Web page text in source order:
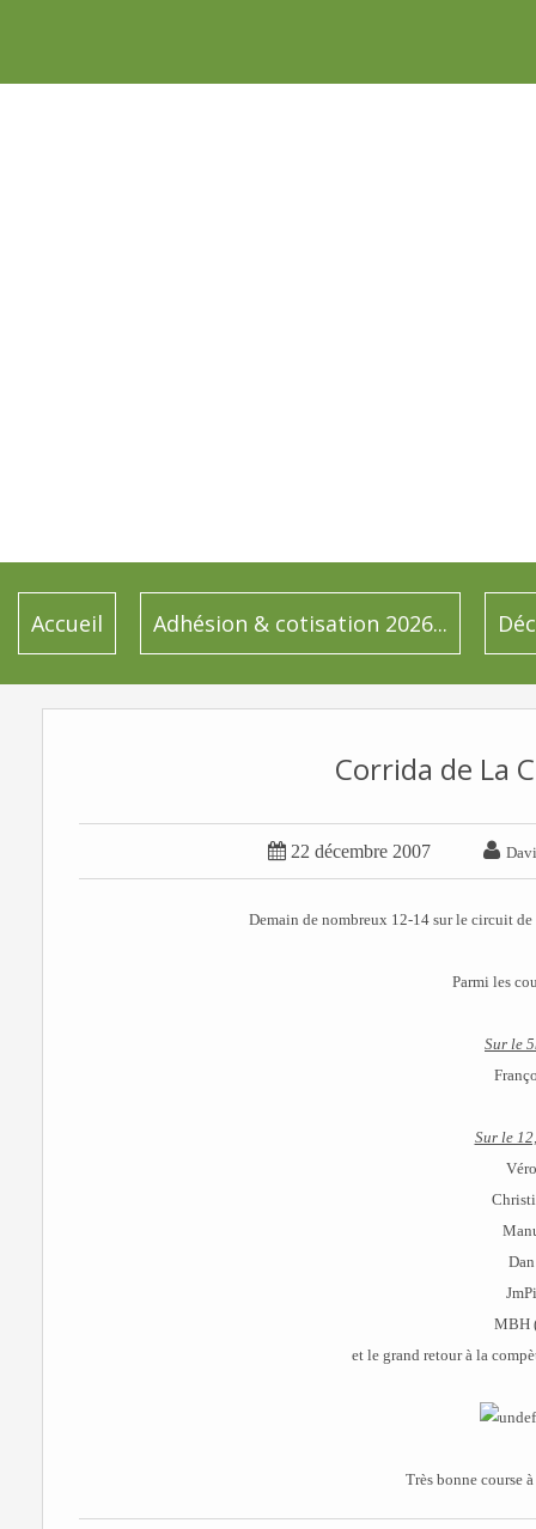
Accueil Adhésion & cotisation 2026...
Corrida de La
 22 décembre 2007 
Demain de nombreux 12-14 sur le circuit
Parmi les
Sur le
Sur le
Véro
Dan
JmPi
MBH
et le grand retour à la
Très bonne course